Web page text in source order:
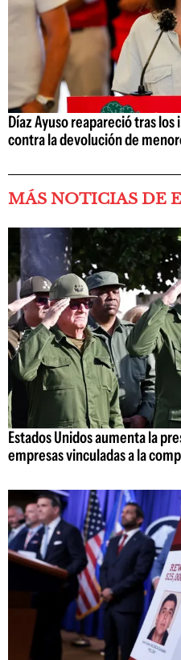
Díaz Ayuso reapareció tras
contra la devolución de
MÁS NOTICIAS DE
Estados Unidos aumenta la
empresas vinculadas a la